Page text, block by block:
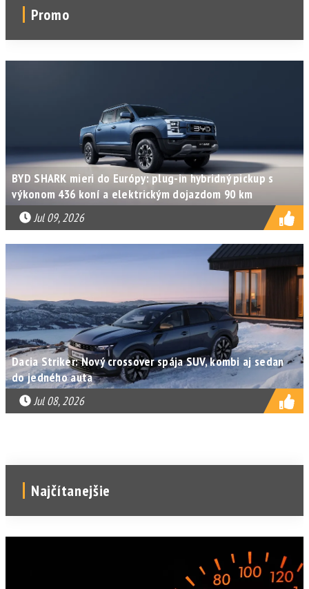
Promo
BYD SHARK mieri do Európy: plug-in hybridný pickup s
výkonom 436 koní a elektrickým dojazdom 90 km
Jul 09, 2026
Dacia Striker: Nový crossover spája SUV, kombi aj sedan
do jedného auta
Jul 08, 2026
Najčítanejšie